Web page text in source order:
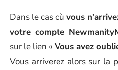
Dans le cas où vous
votre compte
sur le lien « Vous avez
Vous arriverez alors sur la